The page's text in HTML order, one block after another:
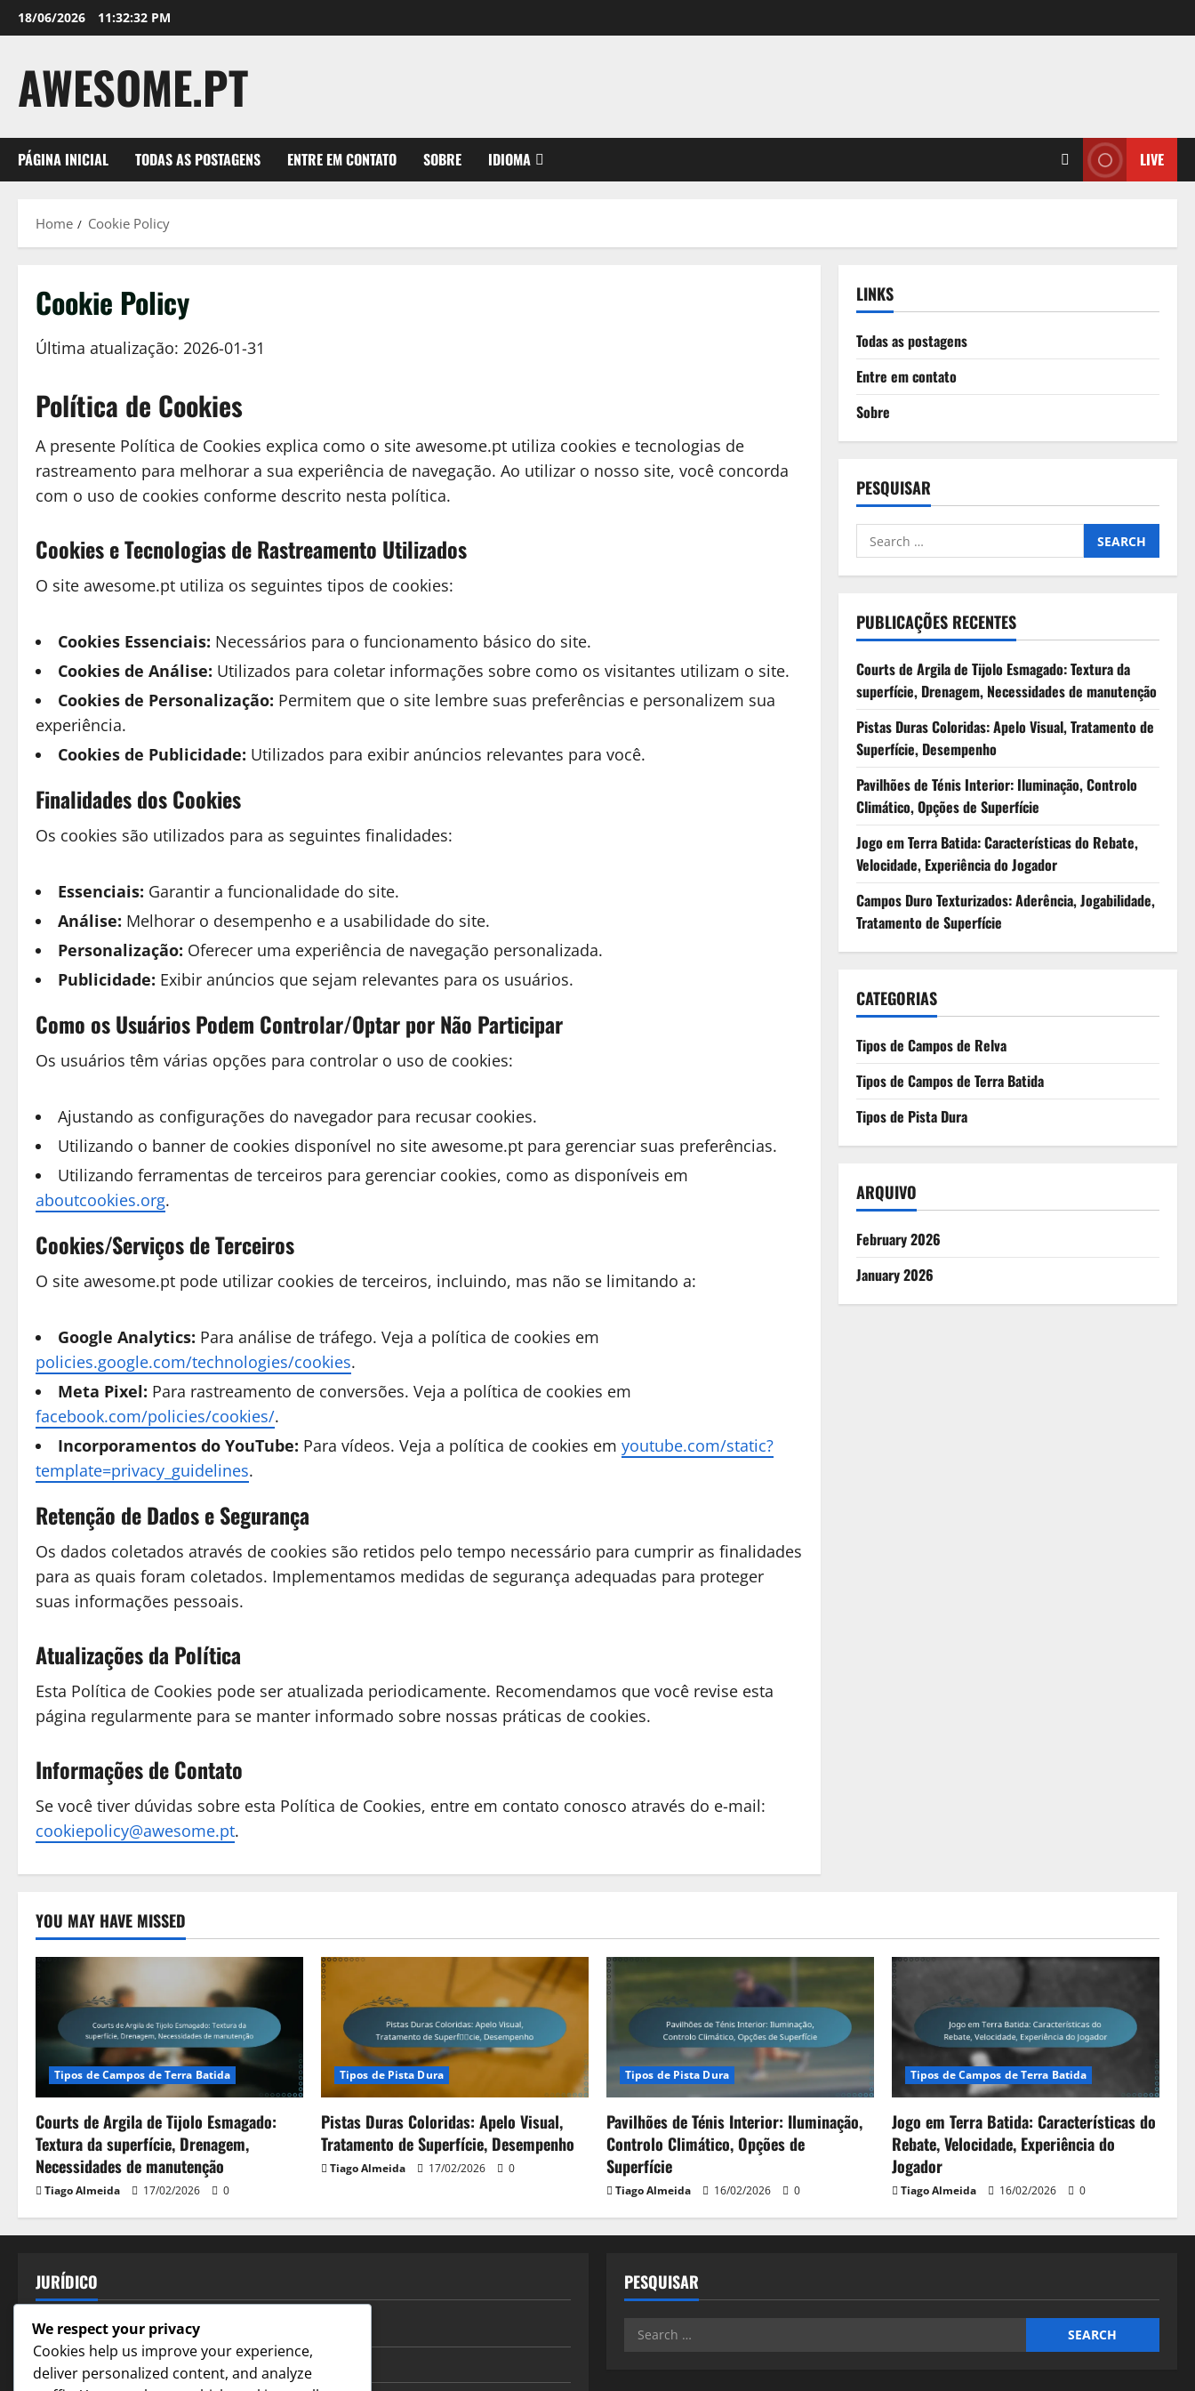
Skip
to
18/06/2026 11:32:33 PM
AWESOME.PT
PÁGINA INICIAL TODAS AS POSTAGENS ENTRE EM CONTATO SOBRE IDIOMA LIVE
Home Cookie Policy
Cookie Policy
Última atualização: 2026-01-31
Política de Cookies
A presente Política de Cookies explica como o site awesome.pt utiliza cookies e tecnologias de
rastreamento para melhorar a sua experiência de navegação. Ao utilizar o nosso site, você concorda
com o uso de cookies conforme descrito nesta política.
Cookies e Tecnologias de Rastreamento Utilizados
O site awesome.pt utiliza os seguintes tipos de cookies:
Cookies Essenciais: Necessários para o funcionamento básico do site.
Cookies de Análise: Utilizados para coletar informações sobre como os visitantes utilizam o site.
Cookies de Personalização: Permitem que o site lembre suas preferências e personalizem sua
experiência.
Cookies de Publicidade: Utilizados para exibir anúncios relevantes para você.
Finalidades dos Cookies
Os cookies são utilizados para as seguintes finalidades:
Essenciais: Garantir a funcionalidade do site.
Análise: Melhorar o desempenho e a usabilidade do site.
Personalização: Oferecer uma experiência de navegação personalizada.
Publicidade: Exibir anúncios que sejam relevantes para os usuários.
Como os Usuários Podem Controlar/Optar por Não Participar
Os usuários têm várias opções para controlar o uso de cookies:
Ajustando as configurações do navegador para recusar cookies.
Utilizando o banner de cookies disponível no site awesome.pt para gerenciar suas preferências.
Utilizando ferramentas de terceiros para gerenciar cookies, como as disponíveis em
aboutcookies.org.
Cookies/Serviços de Terceiros
O site awesome.pt pode utilizar cookies de terceiros, incluindo, mas não se limitando a:
Google Analytics: Para análise de tráfego. Veja a política de cookies em
policies.google.com/technologies/cookies.
Meta Pixel: Para rastreamento de conversões. Veja a política de cookies em
facebook.com/policies/cookies/.
Incorporamentos do YouTube: Para vídeos. Veja a política de cookies em youtube.com/static?
template=privacy_guidelines.
Retenção de Dados e Segurança
Os dados coletados através de cookies são retidos pelo tempo necessário para cumprir as finalidades
para as quais foram coletados. Implementamos medidas de segurança adequadas para proteger
suas informações pessoais.
Atualizações da Política
Esta Política de Cookies pode ser atualizada periodicamente. Recomendamos que você revise esta
página regularmente para se manter informado sobre nossas práticas de cookies.
Informações de Contato
Se você tiver dúvidas sobre esta Política de Cookies, entre em contato conosco através do e-mail:
cookiepolicy@awesome.pt.
LINKS
Todas as postagens
Entre em contato
Sobre
PESQUISAR
Search
for:
PUBLICAÇÕES RECENTES
Courts de Argila de Tijolo Esmagado: Textura da
superfície, Drenagem, Necessidades de manutenção
Pistas Duras Coloridas: Apelo Visual, Tratamento de
Superfície, Desempenho
Pavilhões de Ténis Interior: Iluminação, Controlo
Climático, Opções de Superfície
Jogo em Terra Batida: Características do Rebate,
Velocidade, Experiência do Jogador
Campos Duro Texturizados: Aderência, Jogabilidade,
Tratamento de Superfície
CATEGORIAS
Tipos de Campos de Relva
Tipos de Campos de Terra Batida
Tipos de Pista Dura
ARQUIVO
February 2026
January 2026
YOU MAY HAVE MISSED
Tipos de Campos de Terra Batida
Courts de Argila de Tijolo Esmagado:
Textura da superfície, Drenagem,
Necessidades de manutenção
Tiago Almeida 17/02/2026 0
Tipos de Pista Dura
Pistas Duras Coloridas: Apelo Visual,
Tratamento de Superfície, Desempenho
Tiago Almeida 17/02/2026 0
Tipos de Pista Dura
Pavilhões de Ténis Interior: Iluminação,
Controlo Climático, Opções de
Superfície
Tiago Almeida 16/02/2026 0
Tipos de Campos de Terra Batida
Jogo em Terra Batida: Características do
Rebate, Velocidade, Experiência do
Jogador
Tiago Almeida 16/02/2026 0
JURÍDICO
Sobre
Cookies e rastreamento
PESQUISAR
Search
We respect your privacy
Cookies help us improve your experience,
deliver personalized content, and analyze